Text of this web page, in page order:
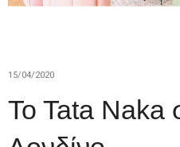
15/04/2020
To Tata Naka